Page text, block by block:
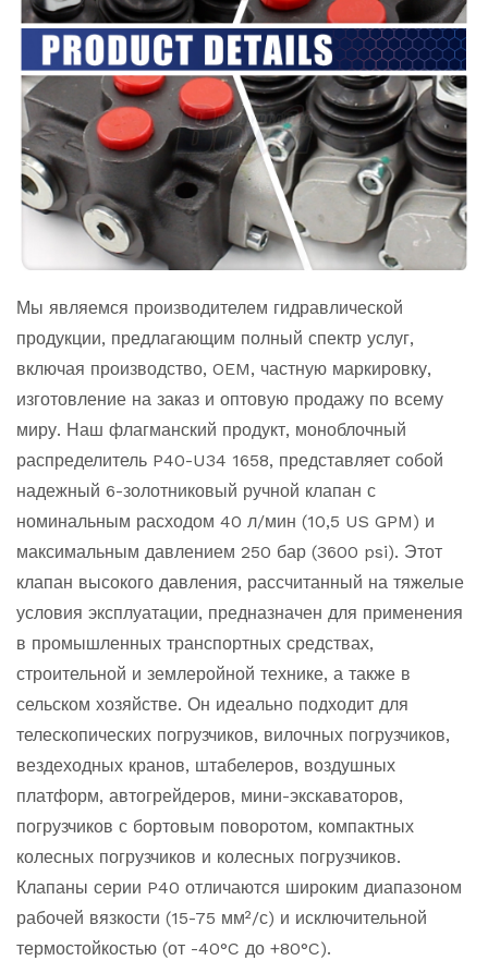
Мы являемся производителем гидравлической
продукции, предлагающим полный спектр услуг,
включая производство, OEM, частную маркировку,
изготовление на заказ и оптовую продажу по всему
миру. Наш флагманский продукт, моноблочный
распределитель P40-U34 1658, представляет собой
надежный 6-золотниковый ручной клапан с
номинальным расходом 40 л/мин (10,5 US GPM) и
максимальным давлением 250 бар (3600 psi). Этот
клапан высокого давления, рассчитанный на тяжелые
условия эксплуатации, предназначен для применения
в промышленных транспортных средствах,
строительной и землеройной технике, а также в
сельском хозяйстве. Он идеально подходит для
телескопических погрузчиков, вилочных погрузчиков,
вездеходных кранов, штабелеров, воздушных
платформ, автогрейдеров, мини-экскаваторов,
погрузчиков с бортовым поворотом, компактных
колесных погрузчиков и колесных погрузчиков.
Клапаны серии P40 отличаются широким диапазоном
рабочей вязкости (15-75 мм²/с) и исключительной
термостойкостью (от -40°C до +80°C).